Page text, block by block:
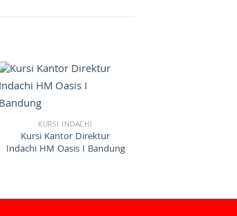
KURSI INDACHI
Kursi Kantor Direktur
Indachi HM Oasis I Bandung